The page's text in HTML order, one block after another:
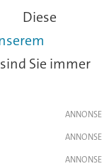
Diese
Sie immer